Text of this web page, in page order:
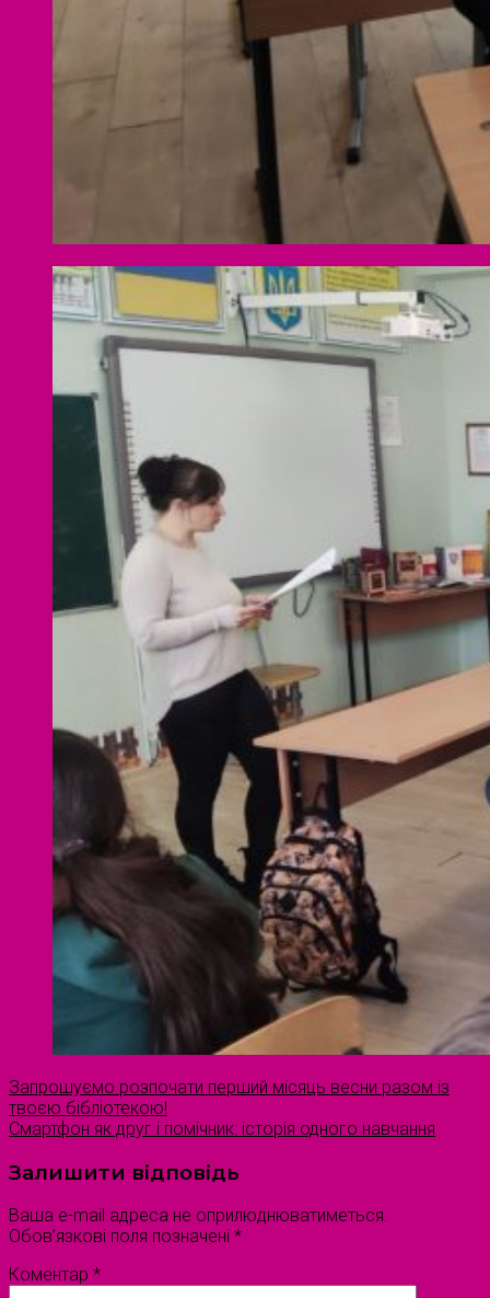
Запрошуємо розпочати перший місяць весни разом із
твоєю бібліотекою!
Смартфон як друг і помічник: історія одного навчання
Залишити відповідь
Ваша e-mail адреса не оприлюднюватиметься.
Обов’язкові поля позначені *
Коментар *